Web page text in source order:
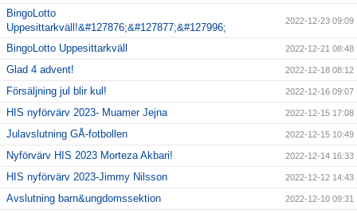
BingoLotto
Uppesittarkväll!&#127876;&#127877;&#127996;
2022-12-23 09:09
BingoLotto Uppesittarkväll 2022-12-21 08:48
Glad 4 advent! 2022-12-18 08:12
Försäljning jul blir kul! 2022-12-16 09:07
HIS nyförvärv 2023- Muamer Jejna 2022-12-15 17:08
Julavslutning GÅ-fotbollen 2022-12-15 10:49
Nyförvärv HIS 2023 Morteza Akbari! 2022-12-14 16:33
HIS nyförvärv 2023-Jimmy Nilsson 2022-12-12 14:43
Avslutning barn&ungdomssektion 2022-12-10 09:31